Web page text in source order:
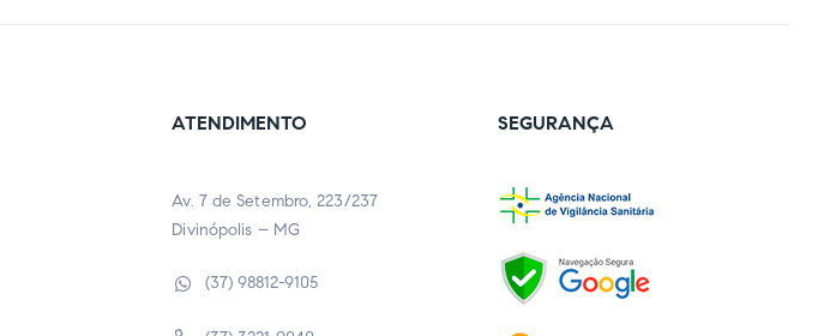
ATENDIMENTO
Av. 7 de Setembro, 223/237
Divinópolis – MG
(37) 98812-9105
SEGURANÇA